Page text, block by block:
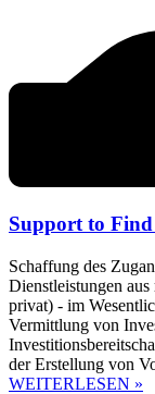
Support to
Schaffung des
Dienstleistungen
privat) - im
Vermittlung von
der Erstellung von
WEITERLESEN »